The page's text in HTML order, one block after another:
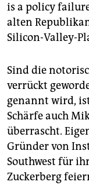
is a policy
alten
Silicon-Valley-
Sind die
verrückt
genannt wird,
Schärfe auch
überrascht.
Gründer von
Southwest für
Zuckerberg